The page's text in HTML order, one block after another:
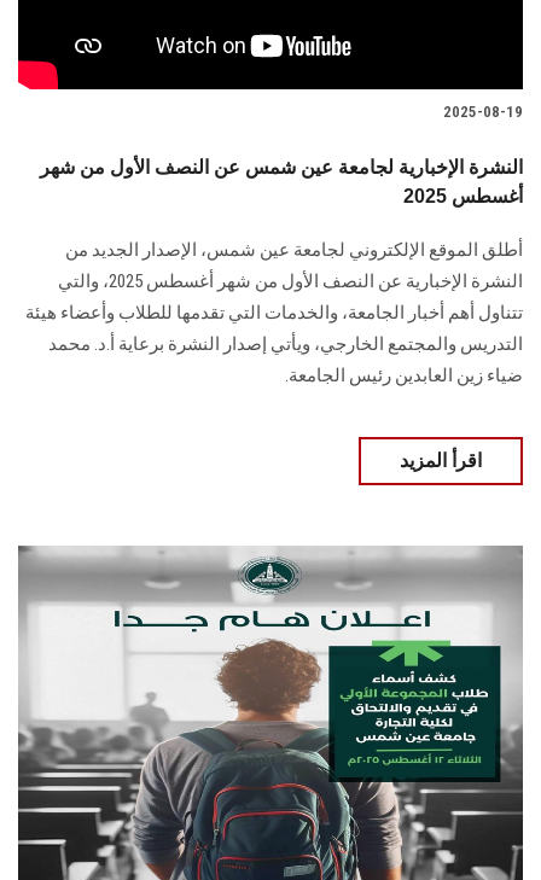
2025-08-19
النشرة الإخبارية لجامعة عين شمس عن النصف الأول من شهر
أغسطس 2025
أطلق الموقع الإلكتروني لجامعة عين شمس، الإصدار الجديد من
النشرة الإخبارية عن النصف الأول من شهر أغسطس 2025، والتي
تتناول أهم أخبار الجامعة، والخدمات التي تقدمها للطلاب وأعضاء هيئة
التدريس والمجتمع الخارجي، ويأتي إصدار النشرة برعاية أ.د. محمد
ضياء زين العابدين رئيس الجامعة.
اقرأ المزيد